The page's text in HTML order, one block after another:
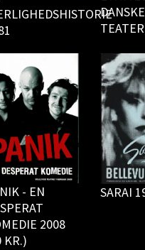
DANSKE
- EN
2008
KR.)
SARAI